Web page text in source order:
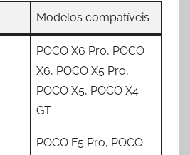
Modelos compatíveis
POCO X6 Pro, POCO
X6, POCO X5 Pro,
POCO X5, POCO X4
GT
POCO F5 Pro, POCO